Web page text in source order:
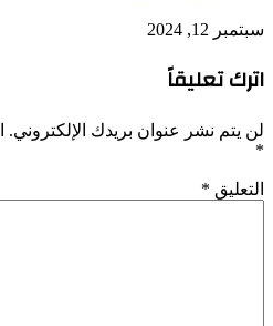
سبتمبر 12, 2024
اترك تعليقاً
لن يتم نشر عنوان بريدك الإلكتروني.
*
التعليق *